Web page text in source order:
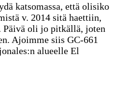
katsomassa, että olisiko
v. 2014 sitä haettiin,
Päivä oli jo pitkällä, joten
Ajoimme siis GC-661
alueelle El